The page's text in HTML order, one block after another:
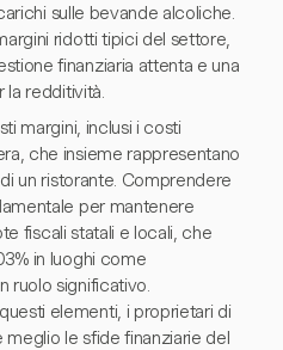
sulle bevande alcoliche.
ridotti tipici del settore,
finanziaria attenta e una
la redditività.
margini, inclusi i costi
che insieme rappresentano
un ristorante. Comprendere
per mantenere
fiscali statali e locali, che
in luoghi come
ruolo significativo.
elementi, i proprietari di
le sfide finanziarie del